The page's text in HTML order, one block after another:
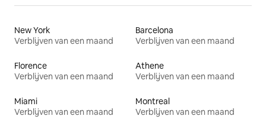
New York
Verblijven van een maand
Barcelona
Verblijven van een maand
Florence
Verblijven van een maand
Athene
Verblijven van een maand
Miami
Verblijven van een maand
Montreal
Verblijven van een maand